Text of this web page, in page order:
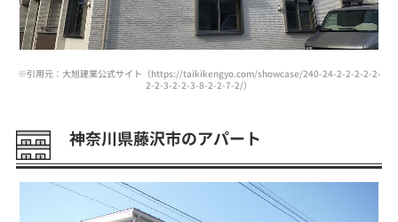
※引用元：大旭建業公式サイト（https://taikikengyo.com/showcase/240-24-2-2-2-2-2-
2-2-3-2-2-3-8-2-2-7-2/）
神奈川県藤沢市のアパート